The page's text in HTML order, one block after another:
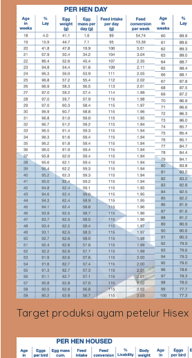
Target produksi ayam petelur Hisex